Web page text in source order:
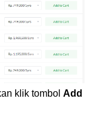
klik tombol Add